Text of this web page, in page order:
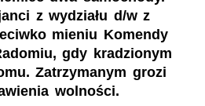
z wydziału d/w z
mieniu Komendy
gdy kradzionym
Zatrzymanym grozi
wolności.